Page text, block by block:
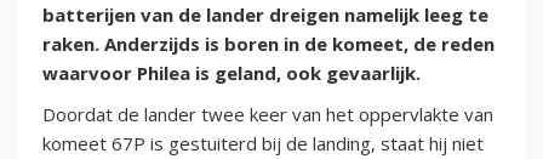
batterijen van de lander dreigen namelijk leeg te
raken. Anderzijds is boren in de komeet, de reden
waarvoor Philea is geland, ook gevaarlijk.
Doordat de lander twee keer van het oppervlakte van
komeet 67P is gestuiterd bij de landing, staat hij niet